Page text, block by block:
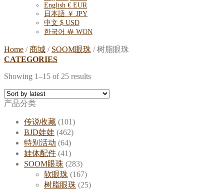
English € EUR
日本語 ￥ JPY
中文 $ USD
한국어 ￦ WON
Home / 商城 / SOOM眼珠 /树脂眼珠
CATEGORIES
Showing 1–15 of 25 results
产品分类
传说收藏 (101)
BJD娃娃 (462)
特别活动 (64)
娃体配件 (41)
SOOM眼珠 (283)
软眼珠 (167)
树脂眼珠 (25)